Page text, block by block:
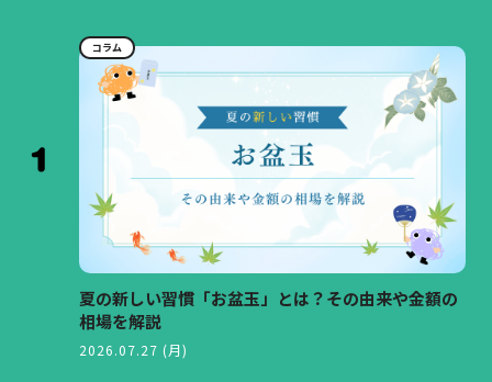
コラム
夏の新しい習慣「お盆玉」とは？その由来や金額の
相場を解説
2026.07.27 (月)